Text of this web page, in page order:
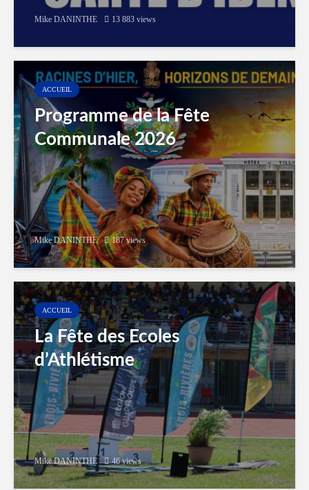
Mike DANINTHE 13 883 views
ACCUEIL
Programme de la Fête
Communale 2026
Mike DANINTHE 187 views
ACCUEIL
La Fête des Ecoles
d’Athlétisme
Mike DANINTHE 46 views